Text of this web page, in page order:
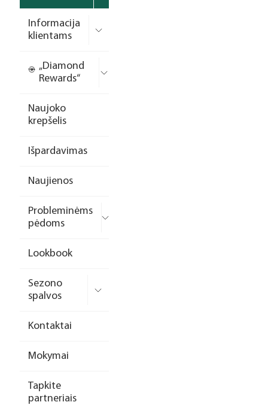
Informacija
klientams
„Diamond
Rewards“
Naujoko
krepšelis
Išpardavimas
Naujienos
Probleminėms
pėdoms
Lookbook
Sezono
spalvos
Kontaktai
Mokymai
Tapkite
partneriais